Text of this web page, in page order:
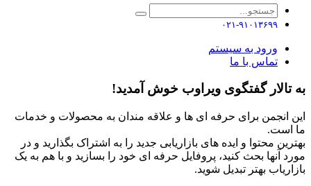
۰۲۱-۹۱۰۱۳۶۹۹
ورود به سیستم
تماس با ما
به تالار گفتگوی ویراوب خوش آمدید!
این انجمن برای حرفه ای ها و علاقه مندان به محصولات و خدمات
ما است.
بهترین محتوا و ایده های بازاریابی جدید را به اشتراک بگذارید و در
مورد آنها بحث کنید، پروفایل حرفه ای خود را بسازید و با هم به یک
بازاریاب بهتر تبدیل شوید.